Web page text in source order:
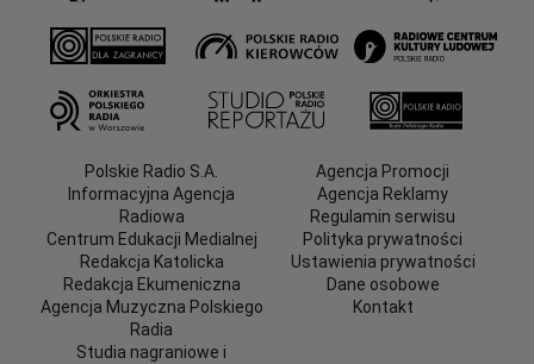
Polskie Radio S.A.
Informacyjna Agencja
Radiowa
Centrum Edukacji Medialnej
Redakcja Katolicka
Redakcja Ekumeniczna
Agencja Muzyczna Polskiego
Radia
Studia nagraniowe i
Agencja Promocji
Agencja Reklamy
Regulamin serwisu
Polityka prywatności
Ustawienia prywatności
Dane osobowe
Kontakt